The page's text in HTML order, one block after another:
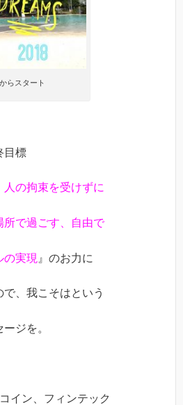
らスタート
目標
人の拘束を受けずに
所で過ごす、自由で
の実現 』のお力に
、我こそはという
ジを。
イン、フィンテック